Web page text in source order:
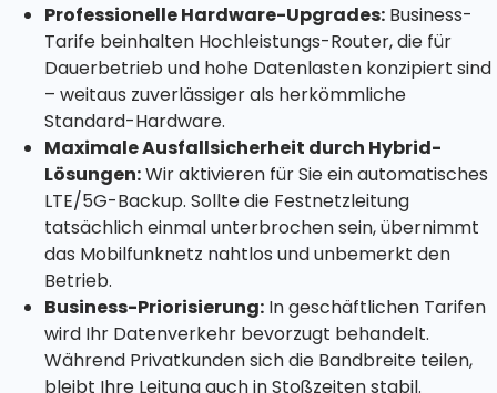
Professionelle Hardware-Upgrades: Business-
Tarife beinhalten Hochleistungs-Router, die für
Dauerbetrieb und hohe Datenlasten konzipiert sind
– weitaus zuverlässiger als herkömmliche
Standard-Hardware.
Maximale Ausfallsicherheit durch Hybrid-
Lösungen:Wir aktivieren für Sie ein automatisches
LTE/5G-Backup. Sollte die Festnetzleitung
tatsächlich einmal unterbrochen sein, übernimmt
das Mobilfunknetz nahtlos und unbemerkt den
Betrieb.
Business-Priorisierung: In geschäftlichen Tarifen
wird Ihr Datenverkehr bevorzugt behandelt.
Während Privatkunden sich die Bandbreite teilen,
bleibt Ihre Leitung auch in Stoßzeiten stabil.